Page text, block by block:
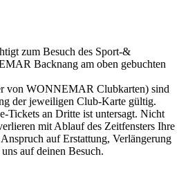
zum Besuch des Sport-&
Backnang am oben gebuchten
von WONNEMAR Clubkarten) sind
der jeweiligen Club-Karte gültig.
Tickets an Dritte ist untersagt. Nicht
mit Ablauf des Zeitfensters Ihre
auf Erstattung, Verlängerung
auf deinen Besuch.